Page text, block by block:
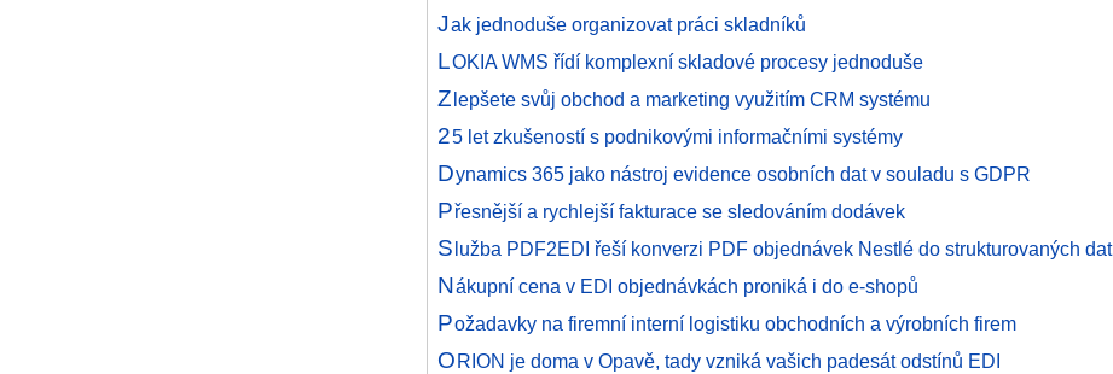
Jak jednoduše organizovat práci skladníků
LOKIA WMS řídí komplexní skladové procesy jednoduše
Zlepšete svůj obchod a marketing využitím CRM systému
25 let zkušeností s podnikovými informačními systémy
Dynamics 365 jako nástroj evidence osobních dat v souladu s GDPR
Přesnější a rychlejší fakturace se sledováním dodávek
Služba PDF2EDI řeší konverzi PDF objednávek Nestlé do strukturovaných dat
Nákupní cena v EDI objednávkách proniká i do e-shopů
Požadavky na firemní interní logistiku obchodních a výrobních firem
ORION je doma v Opavě, tady vzniká vašich padesát odstínů EDI